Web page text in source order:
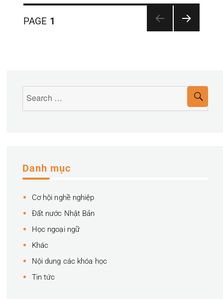
2025:
Phân
viết
PAGE 1
Danh mục
Cơ hội nghề nghiệp
Đất nước Nhật Bản
Học ngoại ngữ
Khác
Nội dung các khóa học
Tin tức